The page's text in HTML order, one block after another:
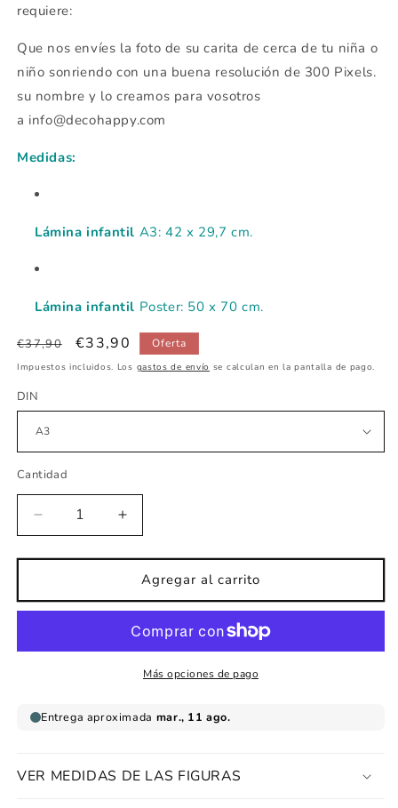
requiere:
Que nos envíes la foto de su carita de cerca de tu niña o
niño sonriendo con una buena resolución de 300 Pixels.
su nombre y lo creamos para vosotros
a info@decohappy.com
Medidas:
Lámina infantil A3: 42 x 29,7 cm.
Lámina infantil Poster: 50 x 70 cm.
Precio
habitual
€37,90
Precio
de
€33,90 Oferta
Impuestos incluidos. Los gastos de envío se calculan en la pantalla de pago.
DIN
Cantidad
Reducir
cantidad
para
infantil
personaje
roja
Aumentar
cantidad
para
Lámina
infantil
personaje
Caperucita
roja
Agregar al carrito
Más opciones de pago
VER MEDIDAS DE LAS FIGURAS